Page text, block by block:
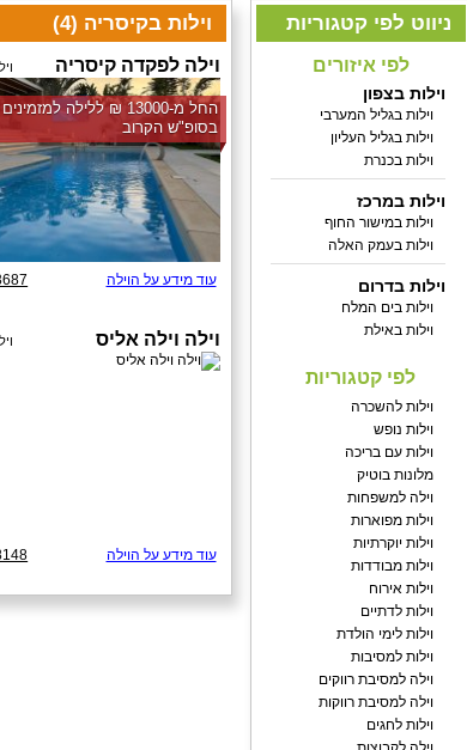
ניווט לפי קטגוריות
לפי איזורים
וילות בצפון
וילות בגליל המערבי
וילות בגליל העליון
וילות בכנרת
וילות במרכז
וילות במישור החוף
וילות בעמק האלה
וילות בדרום
וילות בים המלח
וילות באילת
לפי קטגוריות
וילות להשכרה
וילות נופש
וילות עם בריכה
מלונות בוטיק
וילה למשפחות
וילות מפוארות
וילות יוקרתיות
וילות מבודדות
וילות אירוח
וילות לדתיים
וילות לימי הולדת
וילות למסיבות
וילה למסיבת רווקים
וילה למסיבת רווקות
וילות לחגים
וילות בקיסריה (4)
וילה לפקדה קיסריה
בסופ"ש הקרוב
עוד מידע על הוילה
וילה וילה אליס
עוד מידע על הוילה